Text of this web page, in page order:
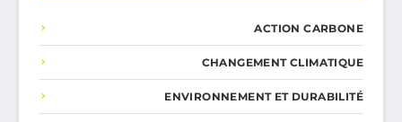
ACTION CARBONE
CHANGEMENT CLIMATIQUE
ENVIRONNEMENT ET DURABILITÉ